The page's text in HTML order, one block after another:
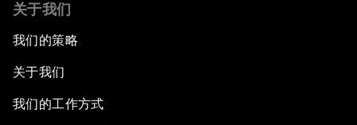
关于我们
我们的策略
关于我们
我们的工作方式